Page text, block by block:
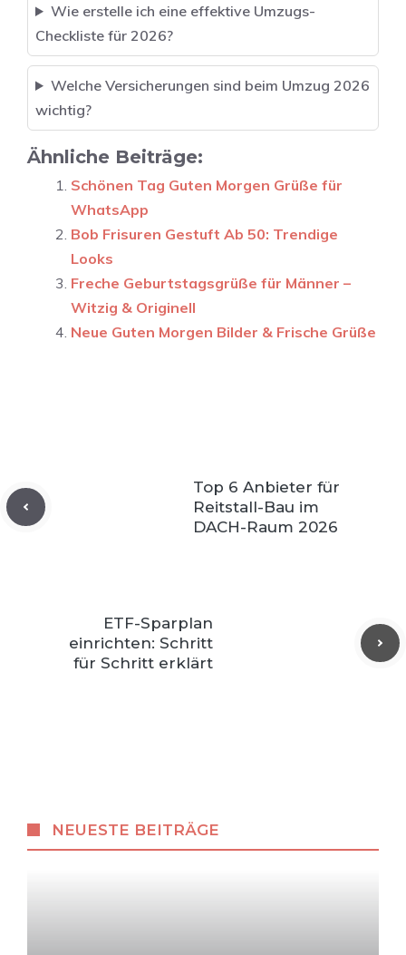
Wie erstelle ich eine effektive Umzugs-
Checkliste für 2026?
Welche Versicherungen sind beim Umzug 2026
wichtig?
Ähnliche Beiträge:
Schönen Tag Guten Morgen Grüße für
WhatsApp
Bob Frisuren Gestuft Ab 50: Trendige
Looks
Freche Geburtstagsgrüße für Männer –
Witzig & Originell
Neue Guten Morgen Bilder & Frische Grüße
Top 6 Anbieter für
Reitstall-Bau im
DACH-Raum 2026
ETF-Sparplan
einrichten: Schritt
für Schritt erklärt
NEUESTE BEITRÄGE